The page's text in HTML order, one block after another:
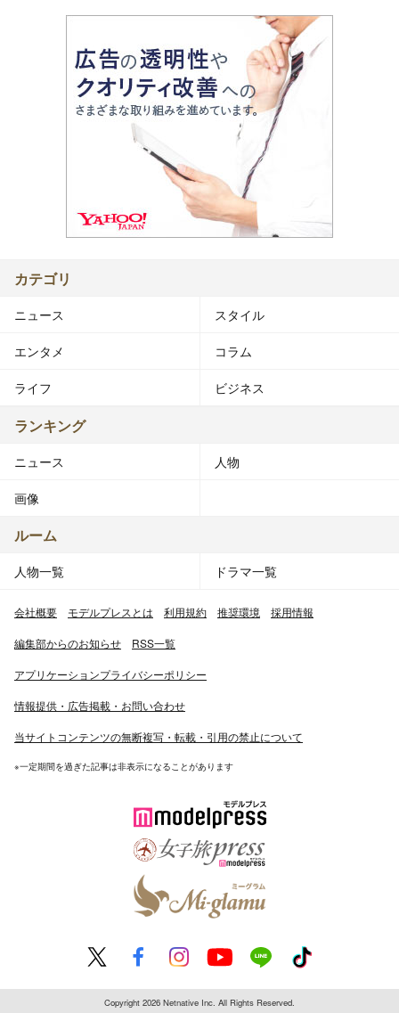
カテゴリ
ニュース スタイル
エンタメ コラム
ライフ ビジネス
ランキング
ニュース 人物
画像
ルーム
人物一覧 ドラマ一覧
会社概要 モデルプレスとは 利用規約 推奨環境 採用情報
編集部からのお知らせ RSS一覧
アプリケーションプライバシーポリシー
情報提供・広告掲載・お問い合わせ
当サイトコンテンツの無断複写・転載・引用の禁止について
※一定期間を過ぎた記事は非表示になることがあります
Copyright 2026 Netnative Inc. All Rights Reserved.